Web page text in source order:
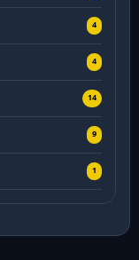
4
4
14
9
1